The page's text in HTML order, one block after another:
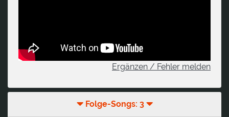
Ergänzen / Fehler melden
Folge-Songs: 3